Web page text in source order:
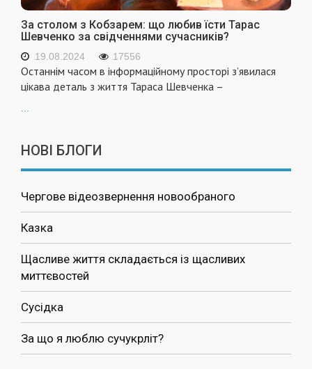
За столом з Кобзарем: що любив їсти Тарас
Шевченко за свідченнями сучасників?
19.08.2024 17556
Останнім часом в інформаційному просторі з’явилася
цікава деталь з життя Тараса Шевченка –
...
НОВІ БЛОГИ
Чергове відеозвернення новообраного
Казка
Щасливе життя складається із щасливих
миттєвостей
Сусідка
За що я люблю сучукрліт?